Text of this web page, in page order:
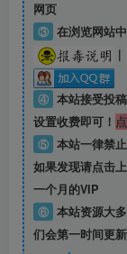
网页
③ 在浏览网站
|
④ 本站接受投
设置收费即可！
⑤ 本站一律禁
如果发现请点击
一个月的VIP
⑥ 本站资源大
们会第一时间更